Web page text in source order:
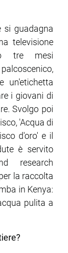
si guadagna
televisione
tre mesi
un'etichetta
i giovani di
Svolgo poi
'Acqua di
d'oro' e il
è servito
research
la raccolta
in Kenya:
pulita a